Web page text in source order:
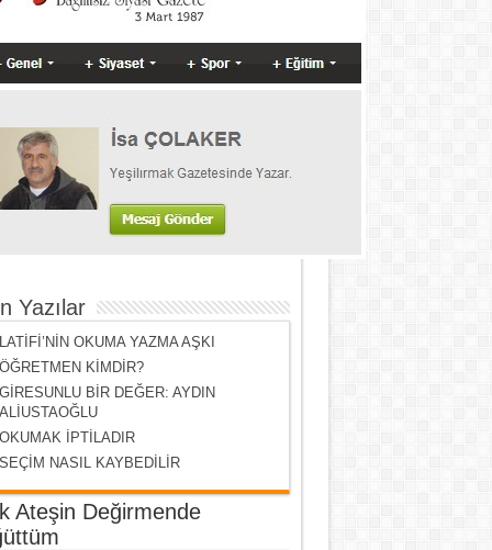
Yazılar
OKUMA YAZMA AŞKI
KİMDİR?
BİR DEĞER: AYDIN
İPTİLADIR
NASIL KAYBEDİLİR
Ateşin Değirmende